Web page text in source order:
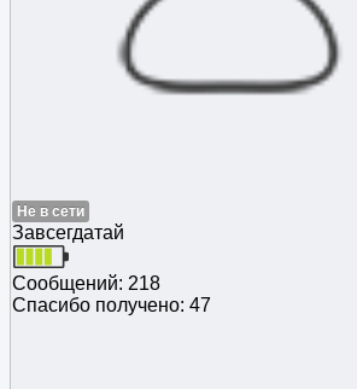
Не в сети
Завсегдатай
Сообщений: 218
Спасибо получено: 47